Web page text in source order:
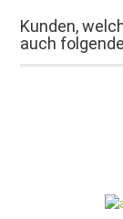
Kunden,
auch